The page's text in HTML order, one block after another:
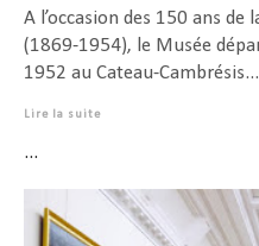
A l’occasion des 150 ans de
(1869-1954), le Musée
1952 au Cateau-Cambrésis...
Lire la suite
...